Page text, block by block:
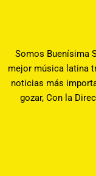
Somos Buenísima
mejor música latina
noticias más
gozar, Con la